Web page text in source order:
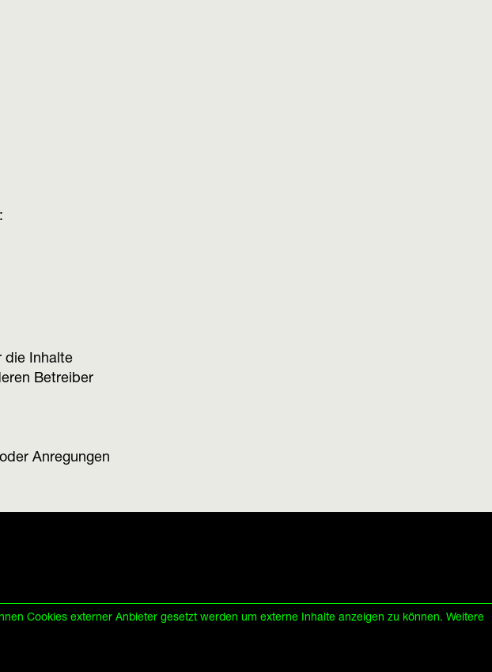
die Inhalte
Betreiber
Anregungen
Cookies externer Anbieter gesetzt werden um externe Inhalte anzeigen zu können. Weitere